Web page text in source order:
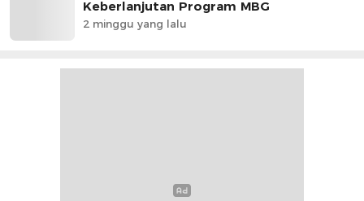
Keberlanjutan Program MBG
2 minggu yang lalu